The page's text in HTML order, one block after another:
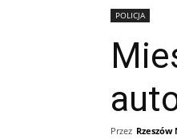
POLICJA
Przez Rzeszów